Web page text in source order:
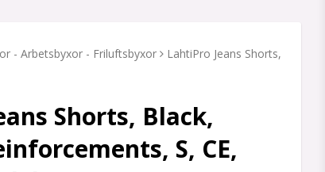
- Arbetsbyxor - Friluftsbyxor
LahtiPro Jeans Shorts,
Shorts, Black,
S, CE,